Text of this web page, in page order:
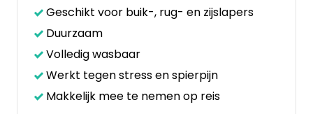
Geschikt voor buik-, rug- en zijslapers
Duurzaam
Volledig wasbaar
Werkt tegen stress en spierpijn
Makkelijk mee te nemen op reis